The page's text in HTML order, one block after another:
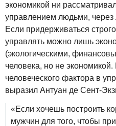
экономикой ни
управлением людьми,
Если придерживаться
управлять можно лишь
(экологическими,
человека, но не
человеческого фактора в
выразил Антуан де Сент-
«Если хочешь построить
мужчин для того, чтобы